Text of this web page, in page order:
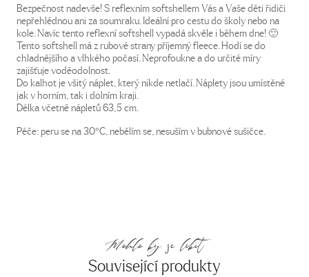
Bezpečnost nadevše! S reflexním softshellem Vás a Vaše děti řidiči
nepřehlédnou ani za soumraku. Ideální pro cestu do školy nebo na
kole. Navíc tento reflexní softshell vypadá skvěle i během dne! 🙂
Tento softshell má z rubové strany příjemný fleece. Hodí se do
chladnějšího a vlhkého počasí. Neprofoukne a do určité míry
zajišťuje voděodolnost.
Do kalhot je všitý náplet, který nikde netlačí. Náplety jsou umístěné
jak v horním, tak i dolním kraji.
Délka včetně nápletů 63,5 cm.
Péče: peru se na 30°C, nebělím se, nesuším v bubnové sušičce.
Mohlo by se líbit
Související produkty